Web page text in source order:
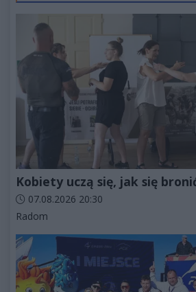
Kobiety uczą się, jak się
Data dodania artykułu:
07.08.2026 20:30
Kategorie artykułu:
Radom